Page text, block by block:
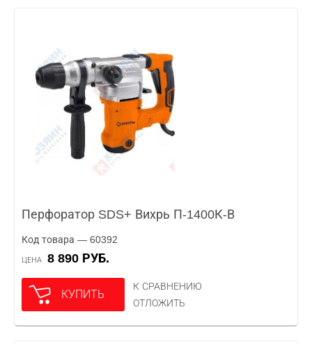
Перфоратор SDS+ Вихрь П-1400К-В
Код товара — 60392
ЦЕНА 8 890 РУБ.
КУПИТЬ
К СРАВНЕНИЮ
ОТЛОЖИТЬ